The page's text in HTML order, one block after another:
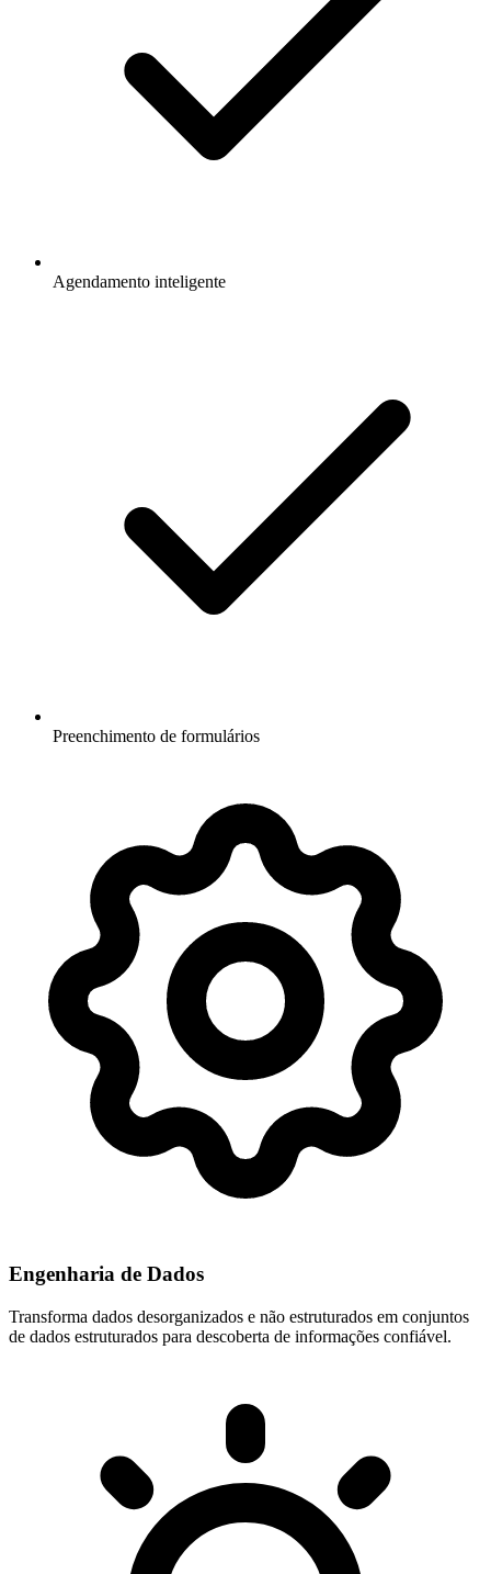
Agendamento inteligente
Preenchimento de formulários
Engenharia de Dados
Transforma dados desorganizados e não estruturados em conjuntos
de dados estruturados para descoberta de informações confiável.